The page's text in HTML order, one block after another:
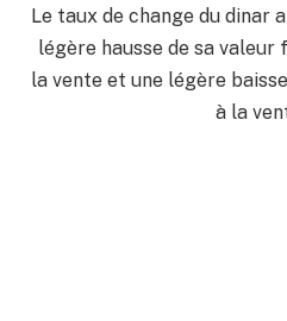
Le taux de change du dinar
légère hausse de sa valeur
la vente et une légère
à la